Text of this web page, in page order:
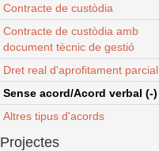
Contracte de custòdia
Contracte de custòdia amb
document tècnic de gestió
Dret real d'aprofitament parcial
Sense acord/Acord verbal (-)
Altres tipus d'acords
Projectes